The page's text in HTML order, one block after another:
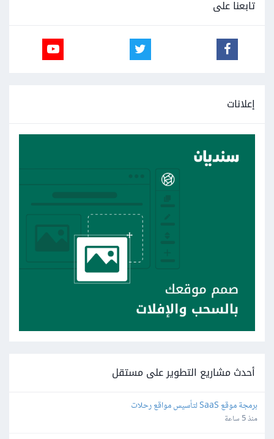
تابعنا على
إعلانات
أحدث مشاريع التطوير على مستقل
برمجة موقع SaaS لتأسيس مواقع رحلات
منذ 5 ساعة